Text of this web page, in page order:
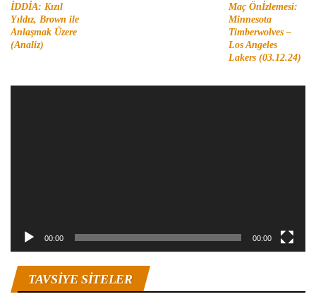
İDDİA: Kızıl
Yıldız, Brown ile
Anlaşmak Üzere
(Analiz)
Maç Önİzlemesi:
Minnesota
Timberwolves –
Los Angeles
Lakers (03.12.24)
00:00 00:00
TAVSIYE SITELER